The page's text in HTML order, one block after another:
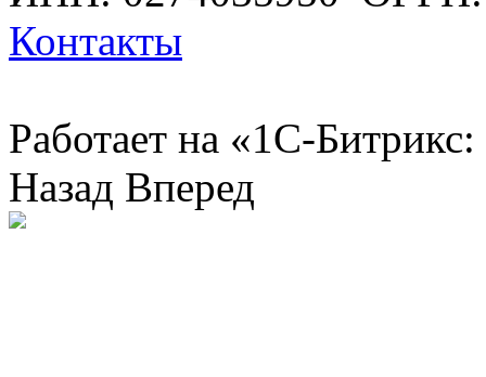
Контакты
Работает на «1С-
Назад Вперед